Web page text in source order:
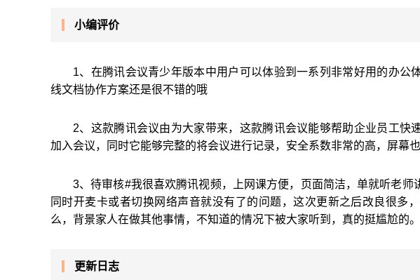
小编评价
1、在腾讯会议青少年版本中用户可以体验到一系列非常好用的办公
线文档协作方案还是很不错的哦
2、这款腾讯会议由为大家带来，这款腾讯会议能够帮助企业员工快
加入会议，同时它能够完整的将会议进行记录，安全系数非常的高，屏幕
3、待审核#我很喜欢腾讯视频，上网课方便，页面简洁，单就听老
同时开麦卡或者切换网络声音就没有了的问题，这次更新之后改良很多
么，背景家人在做其他事情，不知道的情况下被大家听到，真的挺尴尬的
更新日志